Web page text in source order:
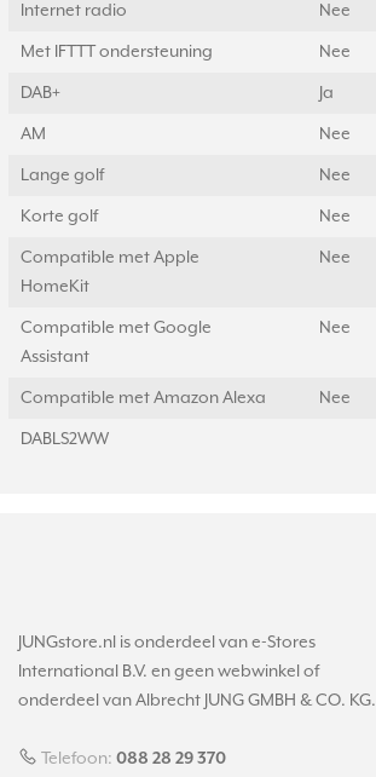
Internet radio Nee
Met IFTTT ondersteuning Nee
DAB+ Ja
AM Nee
Lange golf Nee
Korte golf Nee
Compatible met Apple
HomeKit
Nee
Compatible met Google
Assistant
Nee
Compatible met Amazon Alexa Nee
DABLS2WW
JUNGstore.nl is onderdeel van e-Stores
International B.V. en geen webwinkel of
onderdeel van Albrecht JUNG GMBH & CO. KG.
Telefoon: 088 28 29 370